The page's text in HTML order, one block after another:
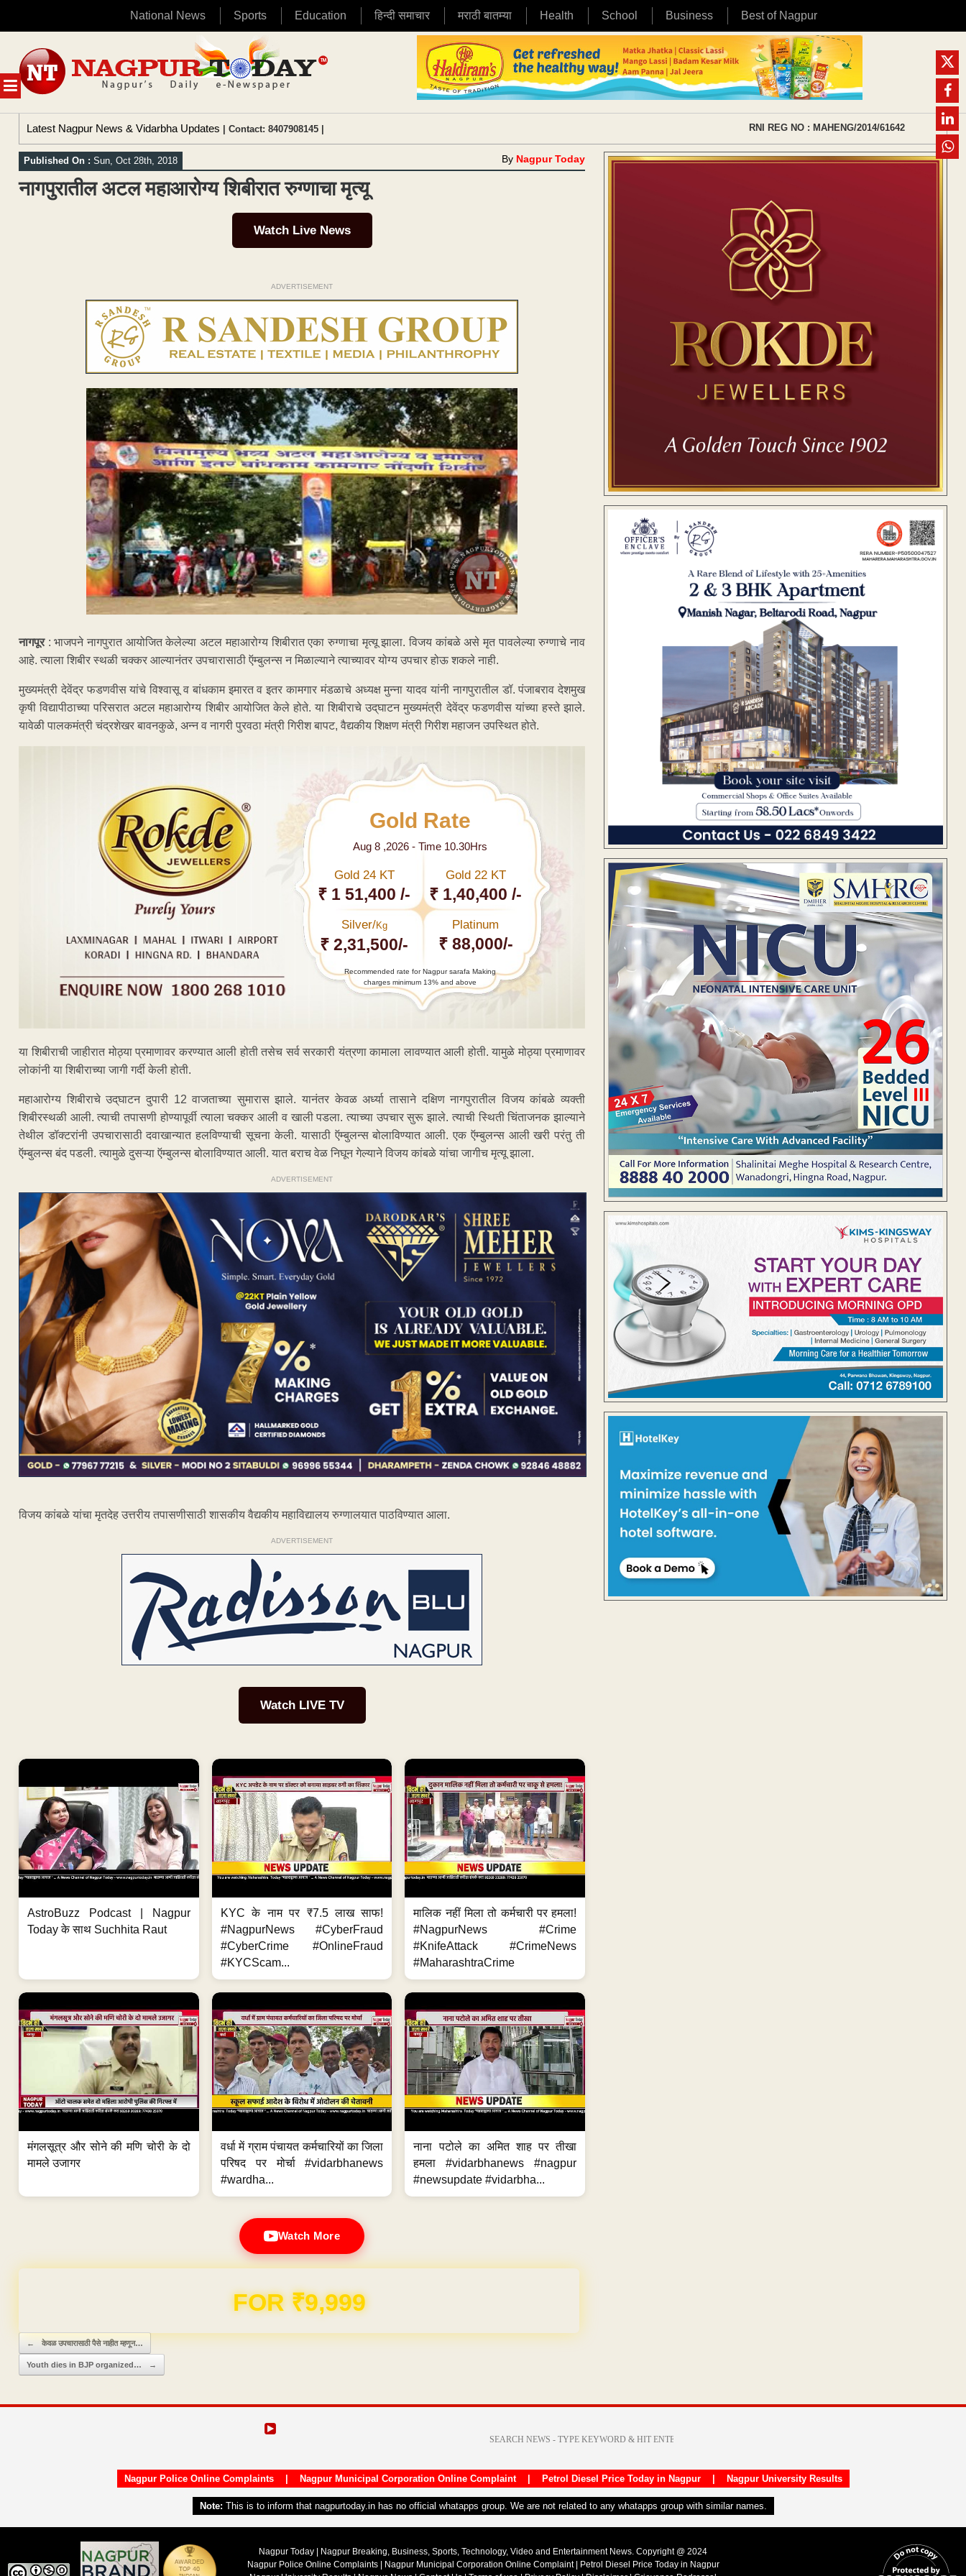
National News Sports Education हिन्दी समाचार मराठी बातम्या Health School Business Best of Nagpur
MENU
content
Latest Nagpur News & Vidarbha Updates | Contact: 8407908145 | RNI REG NO : MAHENG/2014/61642
Published On : Sun, Oct 28th, 2018 By Nagpur Today
नागपुरातील अटल महाआरोग्य शिबीरात रुग्णाचा मृत्यू
Watch Live News
ADVERTISEMENT
नागपूर : भाजपने नागपुरात आयोजित केलेल्या अटल महाआरोग्य शिबीरात एका रुग्णाचा मृत्यू झाला. विजय कांबळे असे मृत पावलेल्या रुग्णाचे नाव
आहे. त्याला शिबीर स्थळी चक्कर आल्यानंतर उपचारासाठी ऍम्बुलन्स न मिळाल्याने त्याच्यावर योग्य उपचार होऊ शकले नाही.
मुख्यमंत्री देवेंद्र फडणवीस यांचे विश्‍वासू व बांधकाम इमारत व इतर कामगार मंडळाचे अध्यक्ष मुन्ना यादव यांनी नागपुरातील डॉ. पंजाबराव देशमुख
कृषी विद्यापीठाच्या परिसरात अटल महाआरोग्य शिबीर आयोजित केले होते. या शिबीराचे उद्‌घाटन मुख्यमंत्री देवेंद्र फडणवीस यांच्या हस्ते झाले.
यावेळी पालकमंत्री चंद्रशेखर बावनकुळे, अन्न व नागरी पुरवठा मंत्री गिरीश बापट, वैद्यकीय शिक्षण मंत्री गिरीश महाजन उपस्थित होते.
Gold Rate
Aug 8 ,2026 - Time 10.30Hrs
Gold 24 KT
₹ 1 51,400 /-
Gold 22 KT
₹ 1,40,400 /-
Silver/Kg
₹ 2,31,500/-
Platinum
₹ 88,000/-
Recommended rate for Nagpur sarafa Making
charges minimum 13% and above
या शिबीराची जाहीरात मोठ्या प्रमाणावर करण्यात आली होती तसेच सर्व सरकारी यंत्रणा कामाला लावण्यात आली होती. यामुळे मोठ्या प्रमाणावर
लोकांनी या शिबीराच्या जागी गर्दी केली होती.
महाआरोग्य शिबीराचे उद्‌घाटन दुपारी 12 वाजताच्या सुमारास झाले. यानंतर केवळ अर्ध्या तासाने दक्षिण नागपुरातील विजय कांबळे व्यक्ती
शिबीरस्थळी आली. त्याची तपासणी होण्यापूर्वी त्याला चक्कर आली व खाली पडला. त्याच्या उपचार सुरू झाले. त्याची स्थिती चिंताजनक झाल्याने
तेथील डॉक्‍टरांनी उपचारासाठी दवाखान्यात हलविण्याची सूचना केली. यासाठी ऍम्बुलन्स बोलाविण्यात आली. एक ऍम्बुलन्स आली खरी परंतु ती
ऍम्बुलन्स बंद पडली. त्यामुळे दुसऱ्या ऍम्बुलन्स बोलाविण्यात आली. यात बराच वेळ निघून गेल्याने विजय कांबळे यांचा जागीच मृत्यू झाला.
ADVERTISEMENT
विजय कांबळे यांचा मृतदेह उत्तरीय तपासणीसाठी शासकीय वैद्यकीय महाविद्यालय रुग्णालयात पाठविण्यात आला.
ADVERTISEMENT
Watch LIVE TV
AstroBuzz Podcast | Nagpur
Today के साथ Suchhita Raut
KYC के नाम पर ₹7.5 लाख साफ!
#NagpurNews #CyberFraud
#CyberCrime #OnlineFraud
#KYCScam...
मालिक नहीं मिला तो कर्मचारी पर हमला!
#NagpurNews #Crime
#KnifeAttack #CrimeNews
#MaharashtraCrime
मंगलसूत्र और सोने की मणि चोरी के दो
मामले उजागर
वर्धा में ग्राम पंचायत कर्मचारियों का जिला
परिषद पर मोर्चा #vidarbhanews
#wardha...
नाना पटोले का अमित शाह पर तीखा
हमला #vidarbhanews #nagpur
#newsupdate #vidarbha...
Watch More
Domain & Hosting FREE for 1 Year
Post navigation
← केवळ उपचारासाठी पैसे नाहीत म्हणून…
Youth dies in BJP organized… →
Nagpur Police Online Complaints| Nagpur Municipal Corporation Online Complaint| Petrol Diesel Price Today in Nagpur| Nagpur University Results
Note: This is to inform that nagpurtoday.in has no official whatapps group. We are not related to any whatapps group with similar names.
Nagpur Today | Nagpur Breaking, Business, Sports, Technology, Video and Entertainment News. Copyright @ 2024
Nagpur Police Online Complaints| Nagpur Municipal Corporation Online Complaint|
Petrol Diesel Price Today in Nagpur